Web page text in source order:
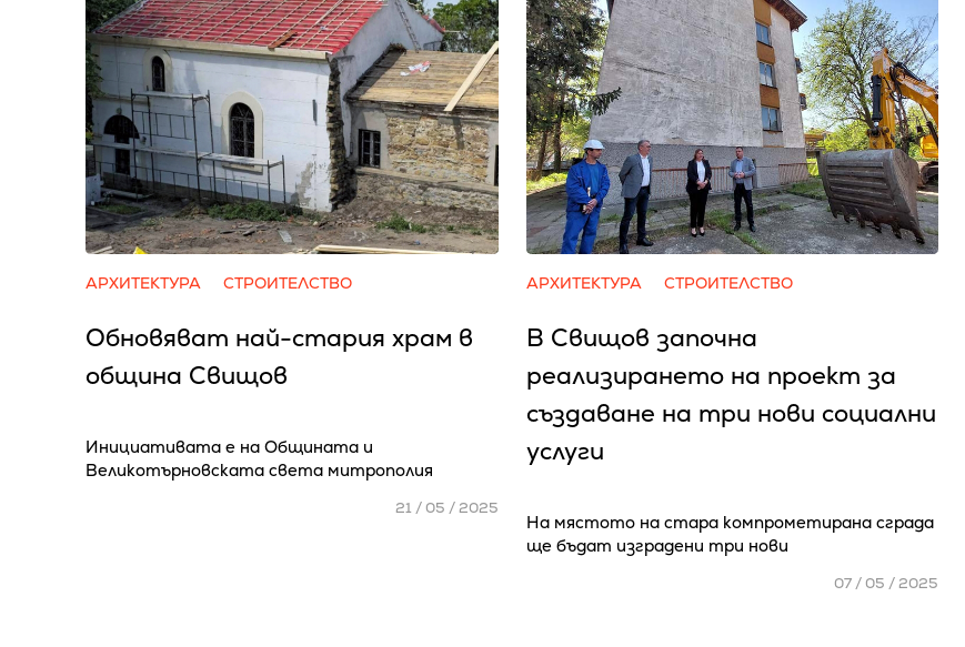
АРХИТЕКТУРА СТРОИТЕЛСТВО
Обновяват най-стария храм в
община Свищов
Инициативата е на Общината и
Великотърновската света митрополия
21 / 05 / 2025
АРХИТЕКТУРА СТРОИТЕЛСТВО
В Свищов започна
реализирането на проект за
създаване на три нови социални
услуги
На мястото на стара компрометирана сграда
ще бъдат изградени три нови
07 / 05 / 2025